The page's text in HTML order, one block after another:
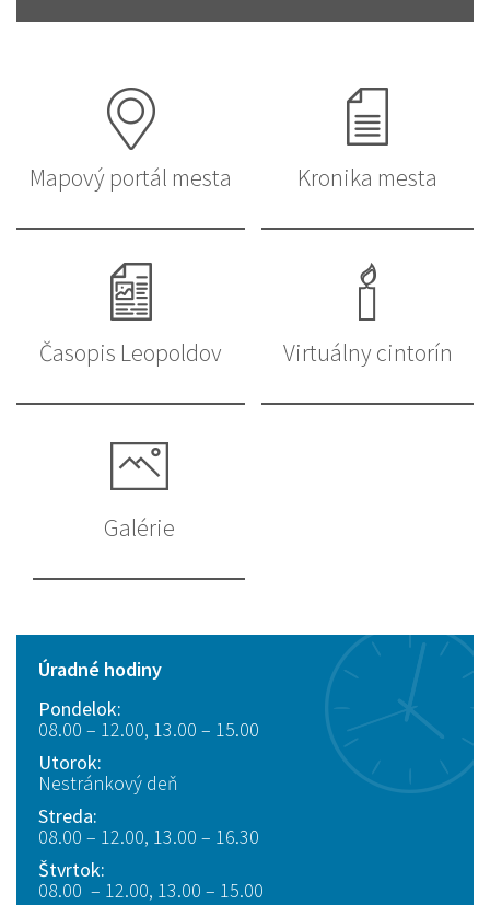
Mapový portál mesta Kronika mesta
Časopis Leopoldov Virtuálny cintorín
Galérie
Úradné hodiny
Pondelok:
08.00 – 12.00, 13.00 – 15.00
Utorok:
Nestránkový deň
Streda:
08.00 – 12.00, 13.00 – 16.30
Štvrtok:
08.00 – 12.00, 13.00 – 15.00